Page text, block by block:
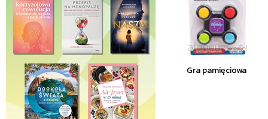
Gra pamięciowa